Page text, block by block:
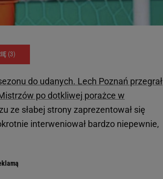
(3)
do udanych. Lech Poznań przegrał
po dotkliwej porażce w
ze słabej strony zaprezentował się
interweniował bardzo niepewnie,